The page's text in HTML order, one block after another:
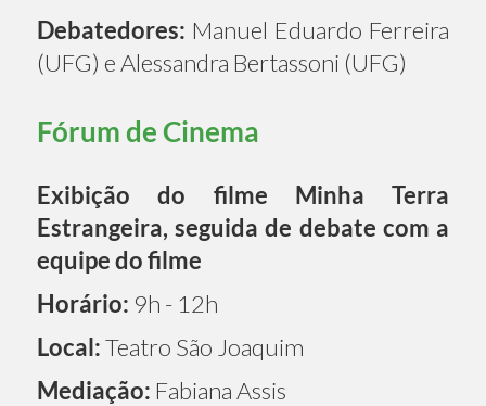
Debatedores: Manuel Eduardo Ferreira
(UFG) e Alessandra Bertassoni (UFG)
Fórum de Cinema
Exibição do filme Minha Terra
Estrangeira, seguida de debate com a
equipe do filme
Horário: 9h - 12h
Local:Teatro São Joaquim
Mediação: Fabiana Assis